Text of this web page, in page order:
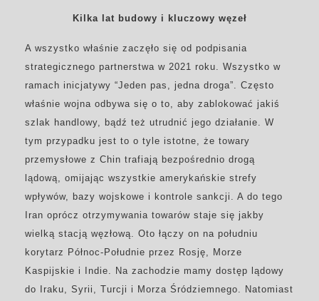
Kilka lat budowy i kluczowy węzeł
A wszystko właśnie zaczęło się od podpisania
strategicznego partnerstwa w 2021 roku. Wszystko w
ramach inicjatywy “Jeden pas, jedna droga”. Często
właśnie wojna odbywa się o to, aby zablokować jakiś
szlak handlowy, bądź też utrudnić jego działanie. W
tym przypadku jest to o tyle istotne, że towary
przemysłowe z Chin trafiają bezpośrednio drogą
lądową, omijając wszystkie amerykańskie strefy
wpływów, bazy wojskowe i kontrole sankcji. A do tego
Iran oprócz otrzymywania towarów staje się jakby
wielką stacją węzłową. Oto łączy on na południu
korytarz Północ-Południe przez Rosję, Morze
Kaspijskie i Indie. Na zachodzie mamy dostęp lądowy
do Iraku, Syrii, Turcji i Morza Śródziemnego. Natomiast